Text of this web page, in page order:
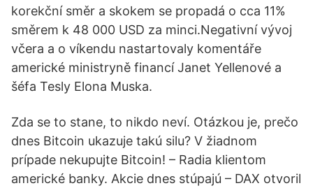
korekční směr a skokem se propadá o cca 11%
směrem k 48 000 USD za minci.Negativní vývoj
včera a o víkendu nastartovaly komentáře
americké ministryně financí Janet Yellenové a
šéfa Tesly Elona Muska.
Zda se to stane, to nikdo neví. Otázkou je, prečo
dnes Bitcoin ukazuje takú silu? V žiadnom
prípade nekupujte Bitcoin! – Radia klientom
americké banky. Akcie dnes stúpajú – DAX otvoril